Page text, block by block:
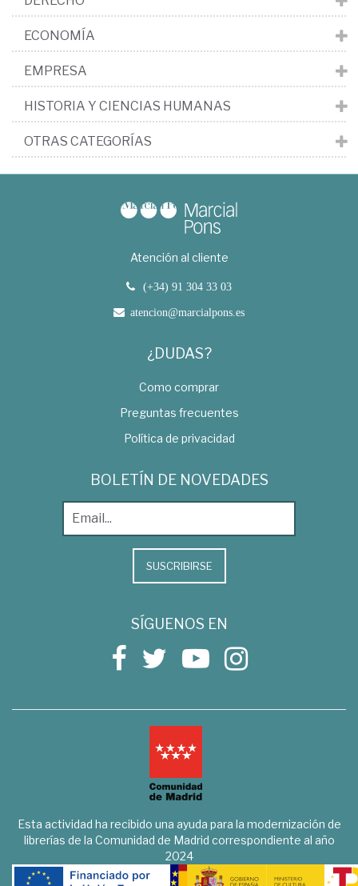
ECONOMÍA
EMPRESA
HISTORIA Y CIENCIAS HUMANAS
OTRAS CATEGORÍAS
Atención al cliente
(+34) 91 304 33 03
atencion@marcialpons.es
¿DUDAS?
Como comprar
Preguntas frecuentes
Política de privacidad
BOLETÍN DE NOVEDADES
SUSCRIBIRSE
SÍGUENOS EN
Esta actividad ha recibido una ayuda para la modernización de
librerías de la Comunidad de Madrid correspondiente al año
2024